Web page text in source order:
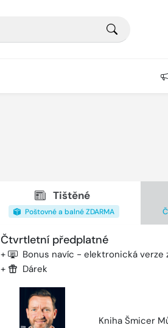
Tištěné
Poštovné a balné ZDARMA
Čtvrtletní předplatné
+ Bonus navíc - elektronická verze
+ Dárek
Kniha Šmicer